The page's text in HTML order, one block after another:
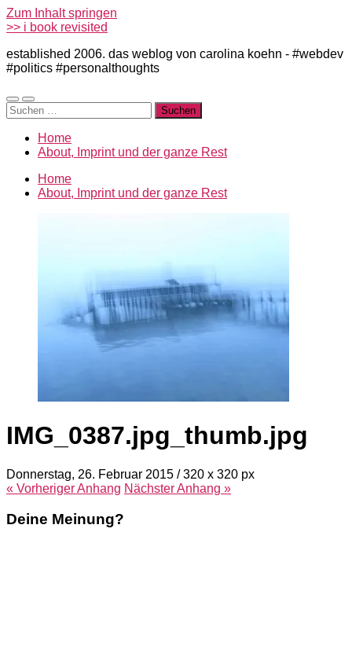
Zum Inhalt springen
>> i book revisited
established 2006. das weblog von carolina koehn - #webdev
#politics #personalthoughts
Mobile-
Menü
Suchfeld
ein-/ausblenden
Suchen
nach:
Home
About, Imprint und der ganze Rest
Home
About, Imprint und der ganze Rest
IMG_0387.jpg_thumb.jpg
Donnerstag, 26. Februar 2015 /320 x 320 px
« VorherigerAnhang NächsterAnhang »
Deine Meinung?